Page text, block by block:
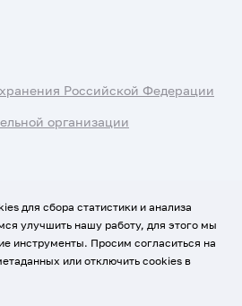
Российской Федерации
организации
данных
для сбора статистики и анализа
улучшить нашу работу, для этого мы
инструменты. Просим согласиться на
или отключить cookies в